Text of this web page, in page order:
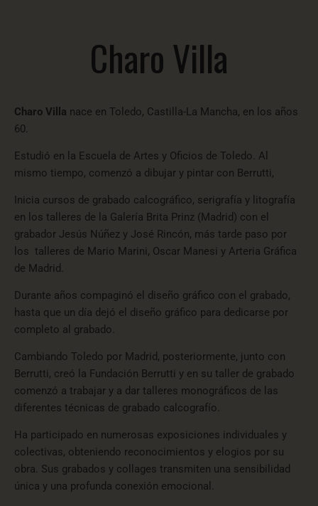
Charo Villa
Charo Villa nace en Toledo, Castilla-La Mancha, en los años
60.
Estudió en la Escuela de Artes y Oficios de Toledo. Al
mismo tiempo, comenzó a dibujar y pintar con Berrutti,
Inicia cursos de grabado calcográfico, serigrafía y litografía
en los talleres de la Galería Brita Prinz (Madrid) con el
grabador Jesús Núñez y José Rincón, más tarde paso por
los talleres de Mario Marini, Oscar Manesi y Arteria Gráfica
de Madrid.
Durante años compaginó el diseño gráfico con el grabado,
hasta que un día dejó el diseño gráfico para dedicarse por
completo al grabado.
Cambiando Toledo por Madrid, posteriormente, junto con
Berrutti, creó la Fundación Berrutti y en su taller de grabado
comenzó a trabajar y a dar talleres monográficos de las
diferentes técnicas de grabado calcografío.
Ha participado en numerosas exposiciones individuales y
colectivas, obteniendo reconocimientos y elogios por su
obra. Sus grabados y collages transmiten una sensibilidad
única y una profunda conexión emocional.